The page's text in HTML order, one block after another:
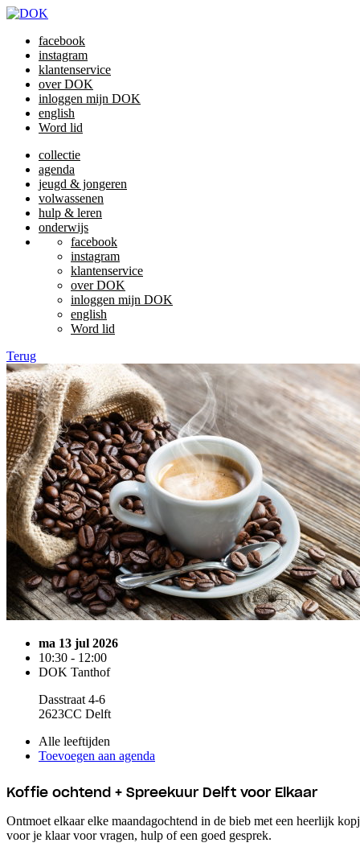
facebook
instagram
klantenservice
over DOK
inloggen mijn DOK
english
Word lid
collectie
agenda
jeugd & jongeren
volwassenen
hulp & leren
onderwijs
facebook
instagram
klantenservice
over DOK
inloggen mijn DOK
english
Word lid
Terug
ma 13 jul 2026
10:30 - 12:00
DOK Tanthof
Dasstraat 4-6
2623CC Delft
Alle leeftijden
Toevoegen aan agenda
Koffie ochtend + Spreekuur Delft voor Elkaar
Ontmoet elkaar elke maandagochtend in de bieb met een heerlijk
voor je klaar voor vragen, hulp of een goed gesprek.